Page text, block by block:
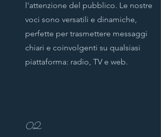
l'attenzione del pubblico. Le nostre
voci sono versatili e dinamiche,
perfette per trasmettere messaggi
chiari e coinvolgenti su qualsiasi
piattaforma: radio, TV e web.
02